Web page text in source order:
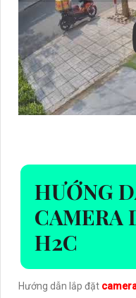
HƯỚNG
CAMERA
H2C
Hướng dẫn lắp đặt